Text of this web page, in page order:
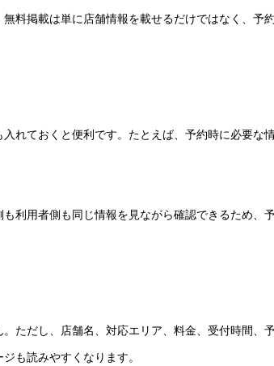
料掲載は単に店舗情報を載せるだけではなく、予
れておくと便利です。たとえば、予約時に必要な情
利用者側も同じ情報を見ながら確認できるため、
ただし、店舗名、対応エリア、料金、受付時間、
も読みやすくなります。